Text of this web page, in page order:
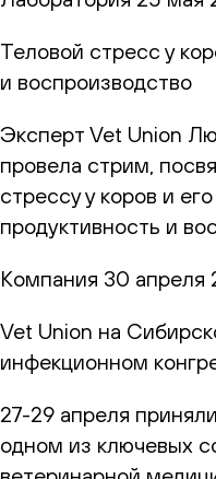
Теловой стресс у
и воспроизводство
Эксперт Vet Union
провела стрим,
стрессу у коров и
продуктивность и
Компания 30 апреля
Vet Union на
инфекционном
27-29 апреля
одном из ключевых